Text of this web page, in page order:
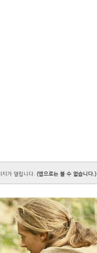
가 열립니다. (앱으로는 볼 수 없습니다.)